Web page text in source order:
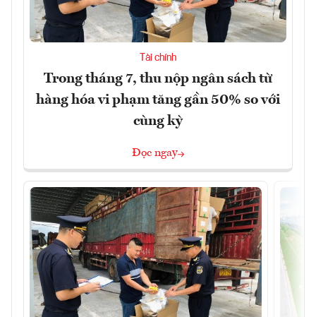
Tài chính
Trong tháng 7, thu nộp ngân sách từ
hàng hóa vi phạm tăng gần 50% so với
cùng kỳ
Đọc ngay